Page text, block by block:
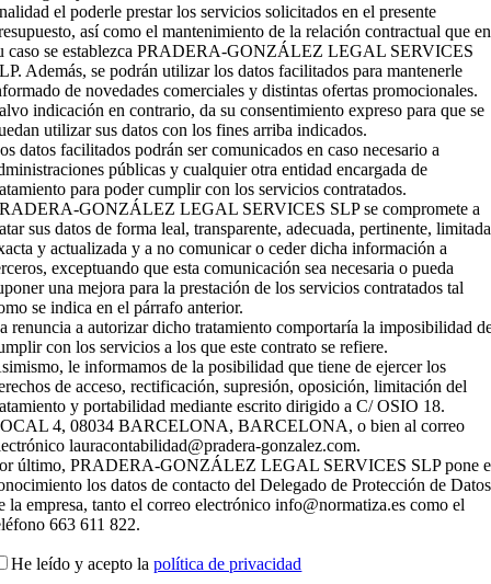
el poderle prestar los servicios solicitados en el presente
así como el mantenimiento de la relación contractual que en
caso se establezca PRADERA-GONZÁLEZ LEGAL SERVICES
Además, se podrán utilizar los datos facilitados para mantenerle
de novedades comerciales y distintas ofertas promocionales.
indicación en contrario, da su consentimiento expreso para que se
utilizar sus datos con los fines arriba indicados.
datos facilitados podrán ser comunicados en caso necesario a
públicas y cualquier otra entidad encargada de
para poder cumplir con los servicios contratados.
GONZÁLEZ LEGAL SERVICES SLP se compromete a
sus datos de forma leal, transparente, adecuada, pertinente,
y actualizada y a no comunicar o ceder dicha información a
exceptuando que esta comunicación sea necesaria o pueda
una mejora para la prestación de los servicios contratados tal
se indica en el párrafo anterior.
renuncia a autorizar dicho tratamiento comportaría la imposibilidad
con los servicios a los que este contrato se refiere.
le informamos de la posibilidad que tiene de ejercer los
de acceso, rectificación, supresión, oposición, limitación del
y portabilidad mediante escrito dirigido a C/ OSIO 18.
4, 08034 BARCELONA, BARCELONA, o bien al correo
lauracontabilidad@pradera-gonzalez.com.
último, PRADERA-GONZÁLEZ LEGAL SERVICES SLP pone
los datos de contacto del Delegado de Protección de Datos
la empresa, tanto el correo electrónico info@normatiza.es como el
663 611 822.
He leído y acepto lapolítica de privacidad